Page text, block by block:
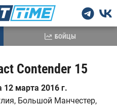
Contender 15
12 марта 2016 г.
Большой Манчестер,
БОЙЦЫ